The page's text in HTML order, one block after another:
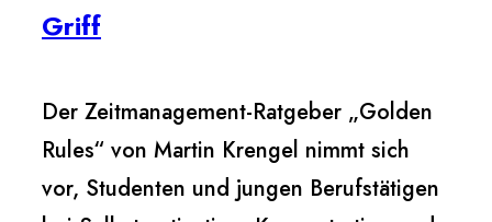
Griff
Der Zeitmanagement-Ratgeber „Golden
Rules“ von Martin Krengel nimmt sich
vor, Studenten und jungen Berufstätigen